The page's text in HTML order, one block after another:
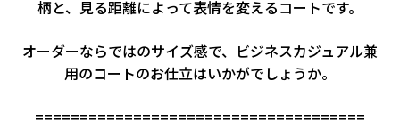
柄と、見る距離によって表情を変えるコートです。
オーダーならではのサイズ感で、ビジネスカジュアル兼
用のコートのお仕立はいかがでしょうか。
=====================================